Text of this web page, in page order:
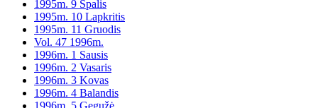
1995m. 9 Spalis
1995m. 10 Lapkritis
1995m. 11 Gruodis
Vol. 47 1996m.
1996m. 1 Sausis
1996m. 2 Vasaris
1996m. 3 Kovas
1996m. 4 Balandis